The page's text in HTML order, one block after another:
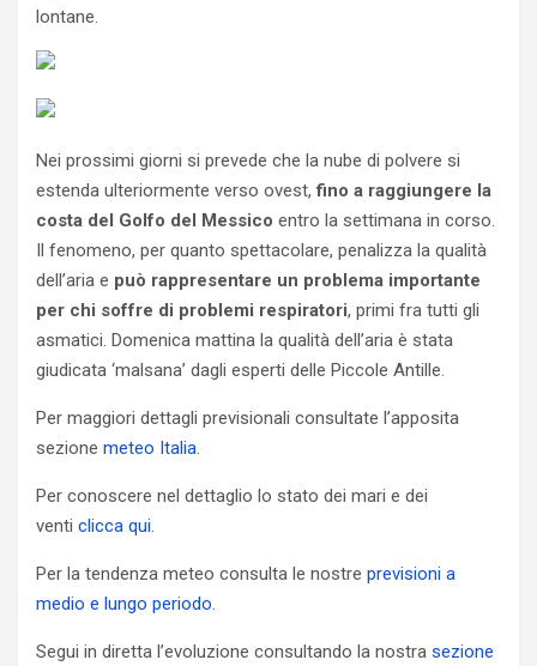
lontane.
Nei prossimi giorni si prevede che la nube di polvere si
estenda ulteriormente verso ovest, fino a raggiungere la
costa del Golfo del Messico entro la settimana in corso.
Il fenomeno, per quanto spettacolare, penalizza la qualità
dell’aria e può rappresentare un problema importante
per chi soffre di problemi respiratori, primi fra tutti gli
asmatici. Domenica mattina la qualità dell’aria è stata
giudicata ‘malsana’ dagli esperti delle Piccole Antille.
Per maggiori dettagli previsionali consultate l’apposita
sezione meteo Italia.
Per conoscere nel dettaglio lo stato dei mari e dei
venti clicca qui.
Per la tendenza meteo consulta le nostre previsioni a
medio e lungo periodo.
Segui in diretta l’evoluzione consultando la nostra sezione